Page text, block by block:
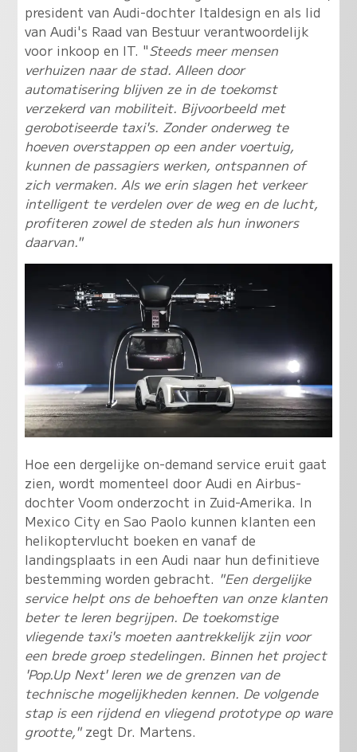
president van Audi-dochter Italdesign en als lid
van Audi's Raad van Bestuur verantwoordelijk
voor inkoop en IT. "Steeds meer mensen
verhuizen naar de stad. Alleen door
automatisering blijven ze in de toekomst
verzekerd van mobiliteit. Bijvoorbeeld met
gerobotiseerde taxi's. Zonder onderweg te
hoeven overstappen op een ander voertuig,
kunnen de passagiers werken, ontspannen of
zich vermaken. Als we erin slagen het verkeer
intelligent te verdelen over de weg en de lucht,
profiteren zowel de steden als hun inwoners
daarvan."
Hoe een dergelijke on-demand service eruit gaat
zien, wordt momenteel door Audi en Airbus-
dochter Voom onderzocht in Zuid-Amerika. In
Mexico City en Sao Paolo kunnen klanten een
helikoptervlucht boeken en vanaf de
landingsplaats in een Audi naar hun definitieve
bestemming worden gebracht. "Een dergelijke
service helpt ons de behoeften van onze klanten
beter te leren begrijpen. De toekomstige
vliegende taxi's moeten aantrekkelijk zijn voor
een brede groep stedelingen. Binnen het project
'Pop.Up Next' leren we de grenzen van de
technische mogelijkheden kennen. De volgende
stap is een rijdend en vliegend prototype op ware
grootte,"zegt Dr. Martens.